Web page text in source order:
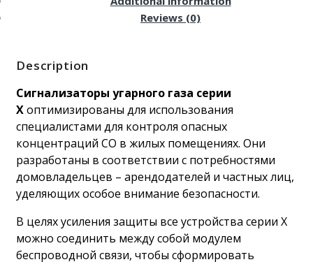
Reviews (0)
Description
Сигнализаторы угарного газа серии
Xоптимизированы для использования
специалистами для контроля опасных
концентраций СО в жилых помещениях. Они
разработаны в соответствии с потребностями
домовладельцев – арендодателей и частных лиц,
уделяющих особое внимание безопасности.
В целях усиления защиты все устройства серии Х
можно соединить между собой модулем
беспроводной связи, чтобы сформировать